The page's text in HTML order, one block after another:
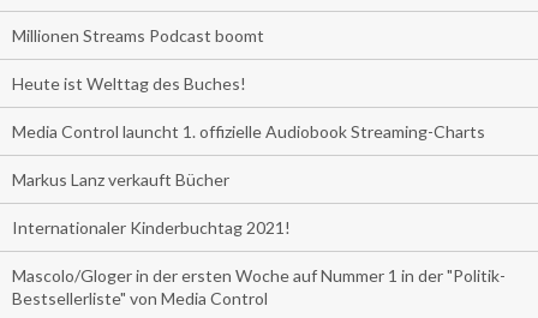
Millionen Streams Podcast boomt
Heute ist Welttag des Buches!
Media Control launcht 1. offizielle Audiobook Streaming-Charts
Markus Lanz verkauft Bücher
Internationaler Kinderbuchtag 2021!
Mascolo/Gloger in der ersten Woche auf Nummer 1 in der "Politik-
Bestsellerliste" von Media Control